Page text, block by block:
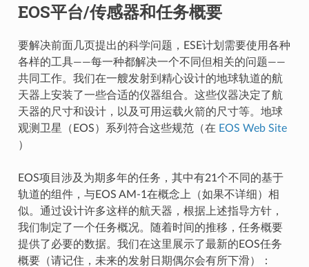
EOS平台/传感器和任务概要
要解决前面几页提出的科学问题，ESE计划需要使用各种
各样的工具——每一种都解决一个不同但相关的问题——
共同工作。我们在一艘发射到精心设计的地球轨道的航
天器上安装了一些合适的仪器组合。这些仪器决定了航
天器的尺寸和设计，以及可用运载火箭的尺寸等。地球
观测卫星（EOS）系列符合这些规范（在 EOS Web Site
）
EOS项目涉及为期多年的任务，其中有21个不同的基于
轨道的组件，与EOS AM-1在概念上（如果不详细）相
似。通过设计许多这样的航天器，根据上述指导方针，
我们制定了一个任务概况。随着时间的推移，任务概要
提供了必要的数据。我们在这里展示了最新的EOS任务
概要（请记住，未来的发射日期偶尔会有所下滑）：